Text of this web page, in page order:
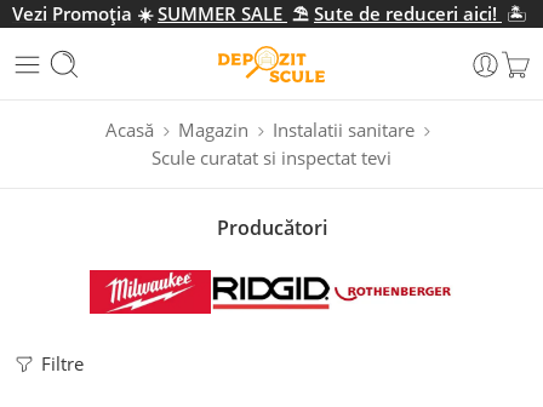
Vezi Promoția ☀️SUMMER SALE ⛱️ Sute de reduceri aici! 🏝️
Acasă Magazin
Instalatii sanitare
Scule curatat si inspectat tevi
Producători
Filtre